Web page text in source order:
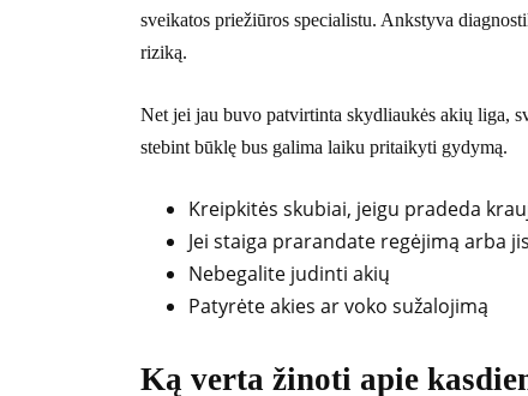
sveikatos priežiūros specialistu. Ankstyva
riziką.
Net jei jau buvo patvirtinta skydliaukės akių liga,
stebint būklę bus galima laiku pritaikyti gydymą.
Kreipkitės skubiai, jeigu pradeda
Jei staiga prarandate regėjimą arba
Nebegalite judinti akių
Patyrėte akies ar voko sužalojimą
Ką verta žinoti apie